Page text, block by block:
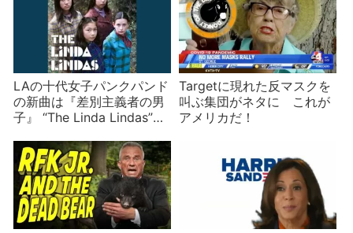
LAの十代女子パンクパンド
の新曲は『差別主義者の男
子』 “The Linda Lindas”が
Targetに現れた反マスクを
叫ぶ集団がネタに これが
アメリカだ！